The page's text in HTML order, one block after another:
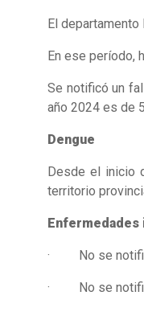
El
En ese período,
Se notificó un
año 2024 es de 5.
Dengue
Desde el inicio
territorio
· No se
· No se